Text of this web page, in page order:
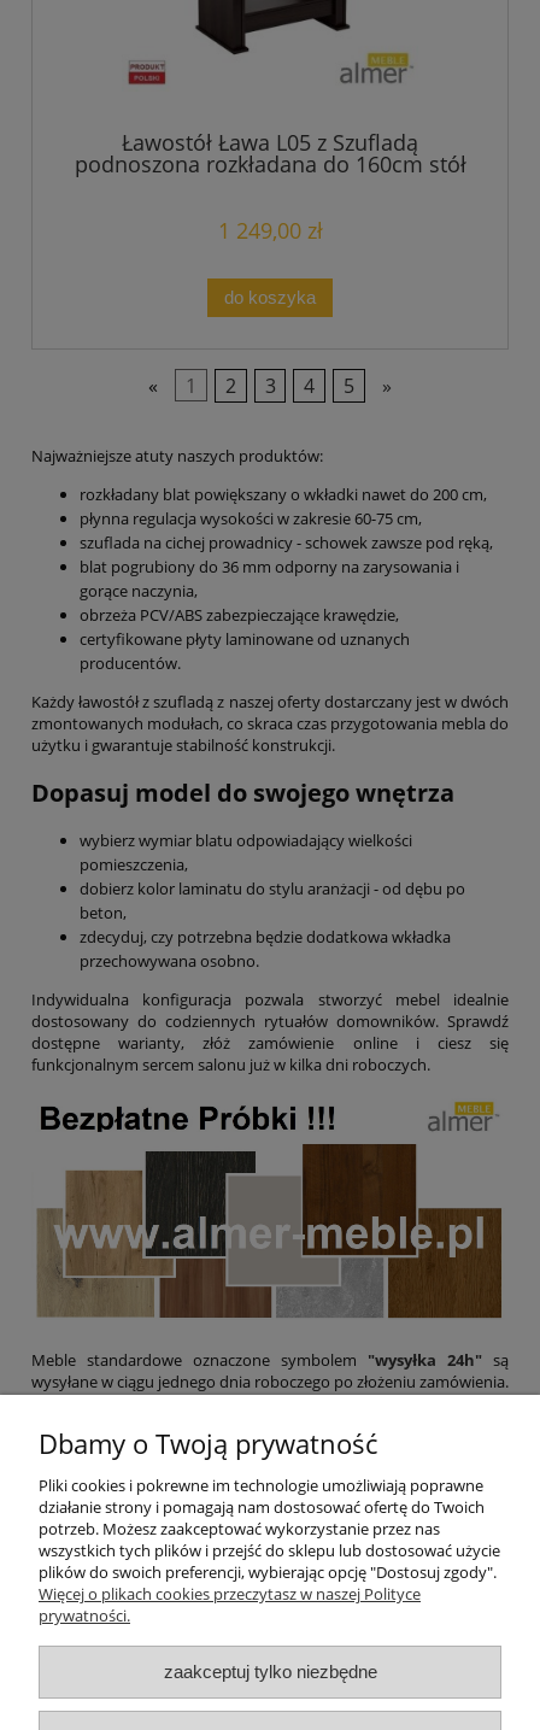
Ławostół Ława L05 z Szufladą
podnoszona rozkładana do 160cm stół
1 249,00 zł
do koszyka
« 1 2 3 4 5 »
Najważniejsze atuty naszych produktów:
rozkładany blat powiększany o wkładki nawet do 200 cm,
płynna regulacja wysokości w zakresie 60-75 cm,
szuflada na cichej prowadnicy - schowek zawsze pod ręką,
blat pogrubiony do 36 mm odporny na zarysowania i
gorące naczynia,
obrzeża PCV/ABS zabezpieczające krawędzie,
certyfikowane płyty laminowane od uznanych
producentów.
Każdy ławostół z szufladą z naszej oferty dostarczany jest w dwóch
zmontowanych modułach, co skraca czas przygotowania mebla do
użytku i gwarantuje stabilność konstrukcji.
Dopasuj model do swojego wnętrza
wybierz wymiar blatu odpowiadający wielkości
pomieszczenia,
dobierz kolor laminatu do stylu aranżacji - od dębu po
beton,
zdecyduj, czy potrzebna będzie dodatkowa wkładka
przechowywana osobno.
Indywidualna konfiguracja pozwala stworzyć mebel idealnie
dostosowany do codziennych rytuałów domowników. Sprawdź
dostępne warianty, złóż zamówienie online i ciesz się
funkcjonalnym sercem salonu już w kilka dni roboczych.
Meble standardowe oznaczone symbolem "wysyłka 24h" są
wysyłane w ciągu jednego dnia roboczego po złożeniu zamówienia.
wymiarów terminy realizacji są podane w opisach produktów.
wykonywane na zamówienie klienta i nie podlegają zwrotowi.
Przed złożeniem zamówienia można zamówićPRÓBKI
KOLORÓW.
Pomoc
O firmie
Dbamy o Twoją prywatność
Pliki cookies i pokrewne im technologie umożliwiają poprawne
działanie strony i pomagają nam dostosować ofertę do Twoich
potrzeb. Możesz zaakceptować wykorzystanie przez nas
wszystkich tych plików i przejść do sklepu lub dostosować użycie
plików do swoich preferencji, wybierając opcję "Dostosuj zgody".
Więcej o plikach cookies przeczytasz w naszej Polityce
prywatności.
zaakceptuj tylko niezbędne